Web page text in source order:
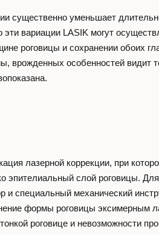
существенно уменьшает
вариации LASIK могут
роговицы и сохранении обоих
врожденных особенностей видит
лазерной коррекции, при
эпителиальный слой роговицы.
и специальный механический
формы роговицы эксимерным
роговице и невозможности